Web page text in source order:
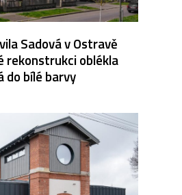
Sadová v Ostravě
rekonstrukci oblékla
do bílé barvy